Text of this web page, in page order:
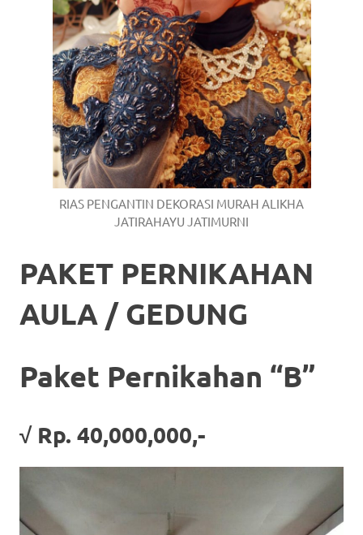
RIAS PENGANTIN DEKORASI MURAH ALIKHA
JATIRAHAYU JATIMURNI
PAKET PERNIKAHAN
AULA / GEDUNG
Paket Pernikahan “B”
√ Rp. 40,000,000,-